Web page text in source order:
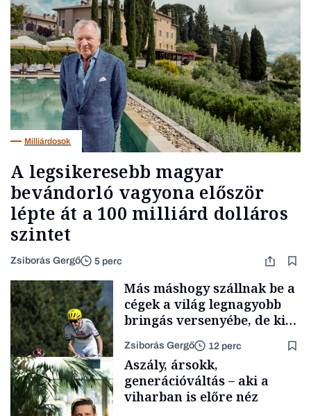
Milliárdosok
A legsikeresebb magyar
bevándorló vagyona először
lépte át a 100 milliárd dolláros
szintet
Zsiborás Gergő 5 perc
Más máshogy szállnak be a
cégek a világ legnagyobb
bringás versenyébe, de kik
nyernek valójában sokat a
Tour de France-on?
Zsiborás Gergő 12 perc
Aszály, ársokk,
generációváltás – aki a
viharban is előre néz